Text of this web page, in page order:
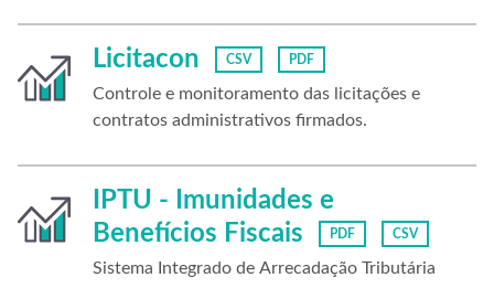
Licitacon CSV PDF
Controle e monitoramento das licitações e
contratos administrativos firmados.
IPTU - Imunidades e
Benefícios Fiscais
PDF CSV
Sistema Integrado de Arrecadação Tributária